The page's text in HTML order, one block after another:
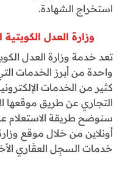
استخراج الشهادة.
وزارة العدل
تعد خدمة وزارة العدل
واحدة من أبرز الخدمات
كثير من الخدمات
التجاري عن طريق موقعها
سنوضح طريقة الاستعلام
أونلاين من خلال موقع
خدمات السجِل العقَاري